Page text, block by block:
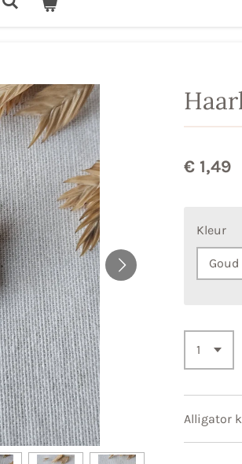
€ 1,49
Kleur
Alligator